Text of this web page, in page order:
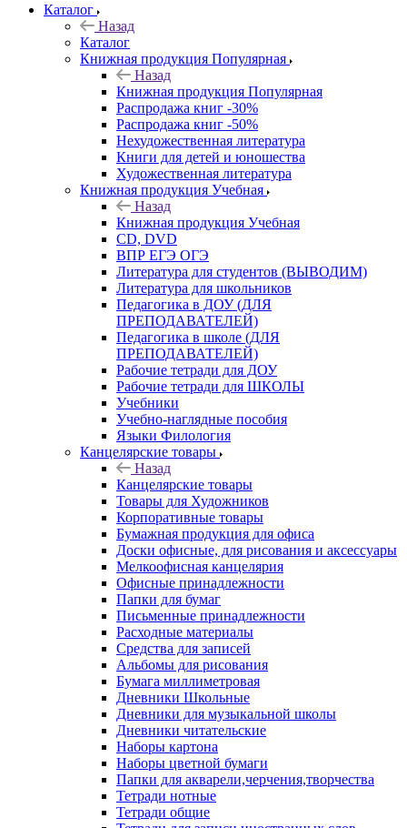
Каталог
Назад
Каталог
Книжная продукция Популярная
Назад
Книжная продукция Популярная
Распродажа книг -30%
Распродажа книг -50%
Нехудожественная литература
Книги для детей и юношества
Художественная литература
Книжная продукция Учебная
Назад
Книжная продукция Учебная
CD, DVD
ВПР ЕГЭ ОГЭ
Литература для студентов (ВЫВОДИМ)
Литература для школьников
Педагогика в ДОУ (ДЛЯ
ПРЕПОДАВАТЕЛЕЙ)
Педагогика в школе (ДЛЯ
ПРЕПОДАВАТЕЛЕЙ)
Рабочие тетради для ДОУ
Рабочие тетради для ШКОЛЫ
Учебники
Учебно-наглядные пособия
Языки Филология
Канцелярские товары
Назад
Канцелярские товары
Товары для Художников
Корпоративные товары
Бумажная продукция для офиса
Доски офисные, для рисования и аксессуары
Мелкоофисная канцелярия
Офисные принадлежности
Папки для бумаг
Письменные принадлежности
Расходные материалы
Средства для записей
Альбомы для рисования
Бумага миллиметровая
Дневники Школьные
Дневники для музыкальной школы
Дневники читательские
Наборы картона
Наборы цветной бумаги
Папки для акварели,черчения,творчества
Тетради нотные
Тетради общие